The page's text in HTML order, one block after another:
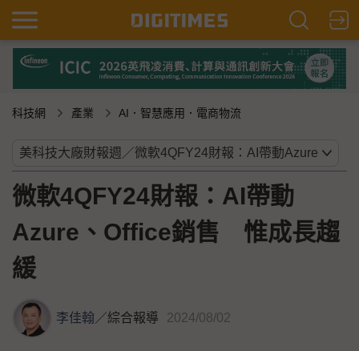
科技網 產業 AI．智慧應用．電商物流
微軟4QFY24財報：AI帶動
Azure、Office銷售 惟成長趨
緩
李佳翰／綜合報導 2024/08/02